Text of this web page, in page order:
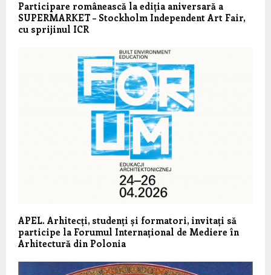
Participare românească la ediția aniversară a
SUPERMARKET – Stockholm Independent Art Fair,
cu sprijinul ICR
APEL. Arhitecți, studenți și formatori, invitați să
participe la Forumul Internațional de Mediere în
Arhitectură din Polonia